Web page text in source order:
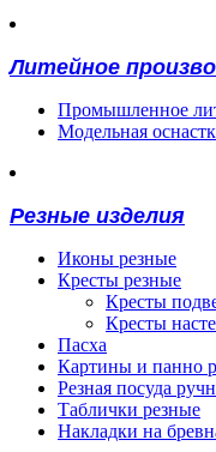
Литейное
Промышленное
Модельная
Резные изделия
Иконы резные
Кресты резные
Кресты
Кресты
Пасха
Картины и панно
Резная посуда
Таблички резные
Накладки на